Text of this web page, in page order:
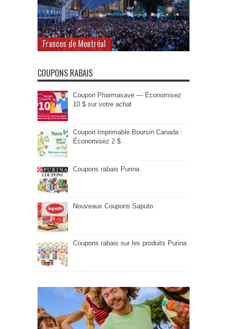
Francos de Montréal
COUPONS RABAIS
Coupon Pharmasave — Économisez
10 $ sur votre achat
Coupon Imprimable Boursin Canada :
Économisez 2 $
Coupons rabais Purina
Nouveaux Coupons Saputo
Coupons rabais sur les produits Purina